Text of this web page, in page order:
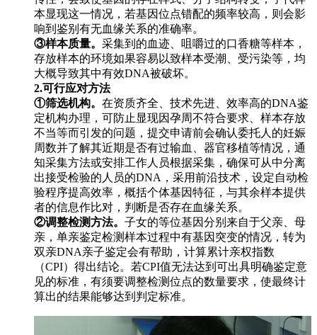
本显现这一情况，若基因位点错配的频率较高，则会影
响到鉴别有无血缘关系的准确率。
③样本质量。 采集到的血迹、咀嚼过的口香糖等样本，
存放样本的环境如果容易以致样本受潮、受污染等，均
大概导致其中有效DNA被破坏。
2.可行应对方法
①筛选机构。 在资质齐全、技术先进、效率高的DNA鉴
定机构办理，可防止显现因孕周不符合要求、样本存放
不当等而引发的问题，提交申请前会确认委托人的妊娠
周数并了解其近期是否有过输血、器官移植等情况，通
知采集方法或安排工作人员根据采集，确保可从中分离
出接受检验的人员的DNA，采用前沿技术，设定自动检
验程序提高效率，概括个体基因特征，与其余样本提供
者的信息作比对，判断是否存在血缘关系。
②调整检测方法。 子女的等位基因分别来自于父亲、母
亲，单亲鉴定检测样本过程中有基因突变的情况，转为
双亲DNA亲子鉴定会有帮助，计算累计亲权指数
（CPI）得出结论。若CPI值无法达到可出具明确鉴定意
见的标准，有须要调整检测位点的数量要求，使最终计
算出的结果能够达到判定标准。